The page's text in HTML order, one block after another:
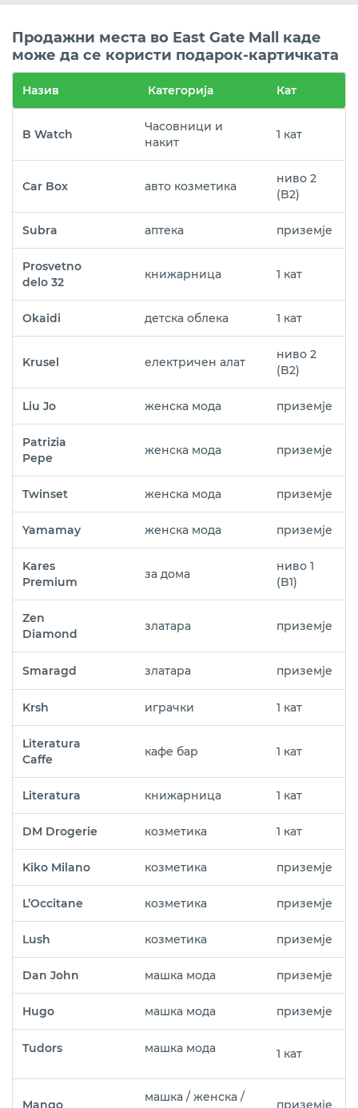
Продажни места во East Gate Mall каде
може да се користи подарок-картичката
Назив Категорија Кат
B Watch
Часовници и
накит
1 кат
Car Box авто козметика
ниво 2
(B2)
Subra аптека приземје
Prosvetno
delo 32
книжарница 1 кат
Okaidi детска облека 1 кат
Krusel електричен алат
ниво 2
(B2)
Liu Jo женска мода приземје
Patrizia
Pepe
женска мода приземје
Twinset женска мода приземје
Yamamay женска мода приземје
Kares
Premium
за дома
ниво 1
(B1)
Zen
Diamond
златара приземје
Smaragd златара приземје
Krsh играчки 1 кат
Literatura
Caffe
кафе бар 1 кат
Literatura книжарница 1 кат
DM Drogerie козметика 1 кат
Kiko Milano козметика приземје
L’Occitane козметика приземје
Lush козметика приземје
Dan John машка мода приземје
Hugo машка мода приземје
Tudors машка мода 1 кат
Mango
машка / женска /
приземје